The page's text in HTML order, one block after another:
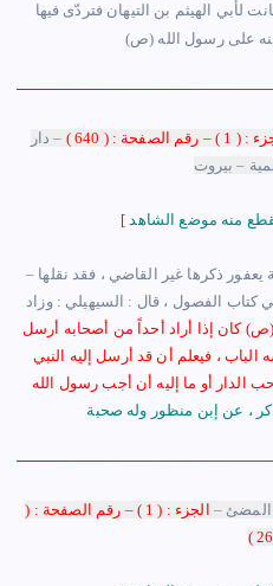
لأبي الهيثم بن التيهان فتردّى فيها
1 ) – رقم الصفحة : ( 640 )
– دار
– بيروت
[ منه موضع الشاهد
– قال : الملا علي القارئ الحنفي : قصة يعفور ذكرها غير القاضي ، فقد نقلها
كتاب الفصول ، قال : السيهيلي : وزاد
كان إذا أراد أحداً من أصحابه أرسل
، فيعلم أن قد أرسل إليه النبي
الدار أو ما إليه أن أجب رسول الله
المضئ –
الجزء : ( 1 ) – رقم الصفحة : (